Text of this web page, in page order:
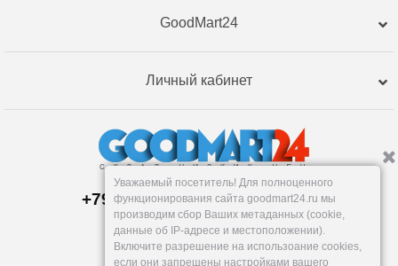
GoodMart24
Личный кабинет
+79120359762, +79120359761
Пункт выдачи:
Уфа, Трамвайная, 2
Пн-Пт: 9-18:30, Сб: 10-16, Вс: вых.
info@goodmart24.ru
Уважаемый посетитель! Для полноценного
функционирования сайта goodmart24.ru мы
производим сбор Ваших метаданных (cookie,
данные об IP-адресе и местоположении).
Включите разрешение на использоание cookies,
если они запрещены настройками вашего